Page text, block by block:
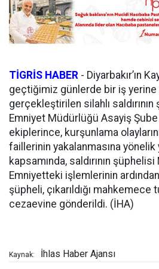
TİGRİS HABER - Diyarbakır’ın
geçtiğimiz günlerde bir iş yerine
gerçekleştirilen silahlı saldırının
Emniyet Müdürlüğü Asayiş
ekiplerince, kurşunlama
faillerinin yakalanmasına
kapsamında, saldırının şüphelisi
Emniyetteki işlemlerinin
şüpheli, çıkarıldığı mahkemece
cezaevine gönderildi. (İHA)
Kaynak: İhlas Haber Ajansı